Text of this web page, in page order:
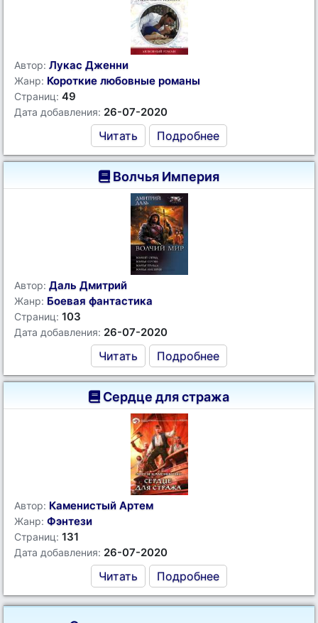
Автор: Лукас Дженни
Жанр: Короткие любовные романы
Страниц: 49
Дата добавления: 26-07-2020
Читать Подробнее
Волчья Империя
Автор: Даль Дмитрий
Жанр: Боевая фантастика
Страниц: 103
Дата добавления: 26-07-2020
Читать Подробнее
Сердце для стража
Автор: Каменистый Артем
Жанр: Фэнтези
Страниц: 131
Дата добавления: 26-07-2020
Читать Подробнее